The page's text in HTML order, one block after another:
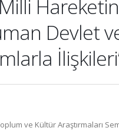
Devlet
ve Kültür Araştırmaları